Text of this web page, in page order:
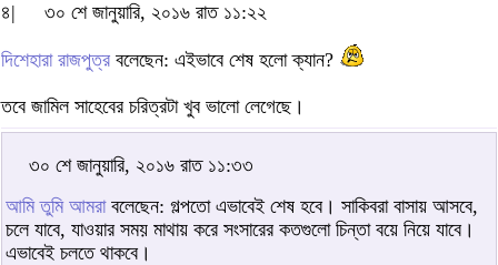
৪| ৩০ শে জানুয়ারি, ২০১৬ রাত ১১:২২
দিশেহারা রাজপুত্র বলেছেন: এইভাবে শেষ হলো ক্যান?
তবে জামিল সাহেবের চরিত্রটা খুব ভালো লেগেছে।
৩০ শে জানুয়ারি, ২০১৬ রাত ১১:৩৩
আমি তুমি আমরাবলেছেন: গল্পতো এভাবেই শেষ হবে। সাকিবরা বাসায় আসবে,
চলে যাবে, যাওয়ার সময় মাথায় করে সংসারের কতগুলো চিন্তা বয়ে নিয়ে যাবে।
এভাবেই চলতে থাকবে।